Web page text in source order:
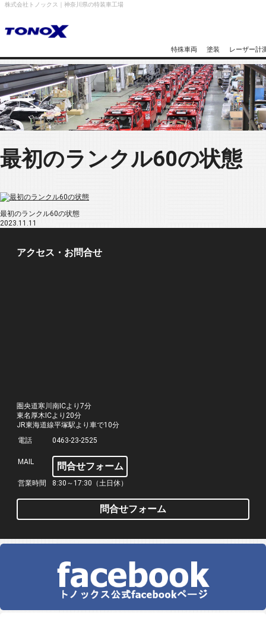
株式会社トノックス｜神奈川県の特装車工場
特殊車両 塗装 レーザー計
最初のランクル60の状態
最初のランクル60の状態
2023.11.11
アクセス・お問合せ
圏央道寒川南ICより7分
東名厚木ICより20分
JR東海道線平塚駅より車で10分
電話
0463-23-2525
MAIL 問合せフォーム
営業時間 8:30～17:30（土日休）
問合せフォーム